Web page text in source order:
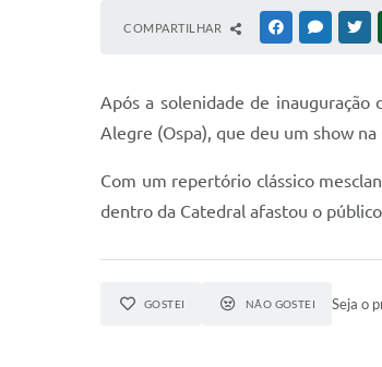
COMPARTILHAR FACEBOOK
Após a solenidade de
Alegre (Ospa), que deu um show na
Com um repertório clássico
dentro da Catedral afastou o
GOSTEI NÃO GOSTEI Seja o